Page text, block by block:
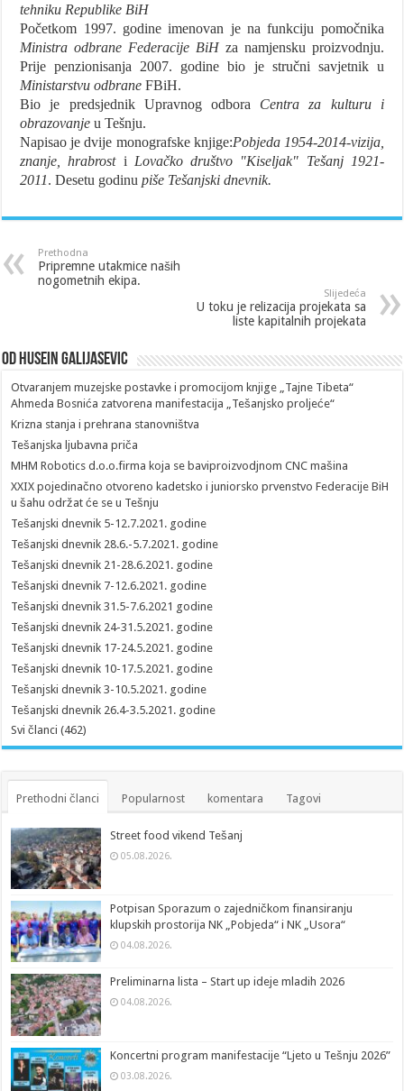
tehniku Republike BiH
Početkom 1997. godine imenovan je na funkciju pomočnika
Ministra odbrane Federacije BiH za namjensku proizvodnju.
Prije penzionisanja 2007. godine bio je stručni savjetnik u
Ministarstvu odbrane FBiH.
Bio je predsjednik Upravnog odbora Centra za kulturu i
obrazovanje u Tešnju.
Napisao je dvije monografske knjige:Pobjeda 1954-2014-vizija,
znanje, hrabrosti Lovačko društvo "Kiseljak" Tešanj 1921-
2011. Desetu godinu piše Tešanjski dnevnik.
Prethodna
Pripremne utakmice naših
nogometnih ekipa.
Slijedeća
U toku je relizacija projekata sa
liste kapitalnih projekata
Od Husein Galijasevic
Otvaranjem muzejske postavke i promocijom knjige „Tajne Tibeta“
Ahmeda Bosnića zatvorena manifestacija „Tešanjsko proljeće“
Krizna stanja i prehrana stanovništva
Tešanjska ljubavna priča
MHM Robotics d.o.o.firma koja se baviproizvodjnom CNC mašina
XXIX pojedinačno otvoreno kadetsko i juniorsko prvenstvo Federacije BiH
u šahu održat će se u Tešnju
Tešanjski dnevnik 5-12.7.2021. godine
Tešanjski dnevnik 28.6.-5.7.2021. godine
Tešanjski dnevnik 21-28.6.2021. godine
Tešanjski dnevnik 7-12.6.2021. godine
Tešanjski dnevnik 31.5-7.6.2021 godine
Tešanjski dnevnik 24-31.5.2021. godine
Tešanjski dnevnik 17-24.5.2021. godine
Tešanjski dnevnik 10-17.5.2021. godine
Tešanjski dnevnik 3-10.5.2021. godine
Tešanjski dnevnik 26.4-3.5.2021. godine
Svi članci (462)
Prethodni članci Popularnost komentara Tagovi
Street food vikend Tešanj
05.08.2026.
Potpisan Sporazum o zajedničkom finansiranju
klupskih prostorija NK „Pobjeda“ i NK „Usora“
04.08.2026.
Preliminarna lista – Start up ideje mladih 2026
04.08.2026.
Koncertni program manifestacije “Ljeto u Tešnju 2026”
03.08.2026.